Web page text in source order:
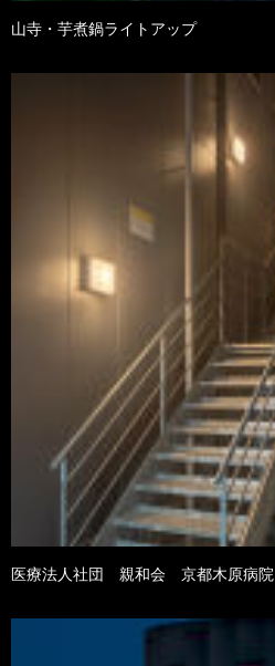
山寺・芋煮鍋ライトアップ
医療法人社団 親和会 京都木原病院